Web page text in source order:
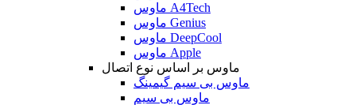
ماوس A4Tech
ماوس Genius
ماوس DeepCool
ماوس Apple
ماوس بر اساس نوع اتصال
ماوس بی سیم گیمینگ
ماوس بی سیم